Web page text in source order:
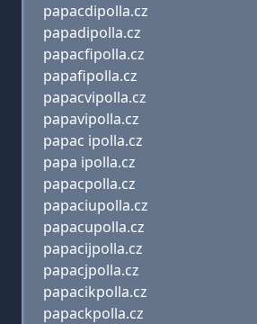
papacdipolla.cz
papadipolla.cz
papacfipolla.cz
papafipolla.cz
papacvipolla.cz
papavipolla.cz
papac ipolla.cz
papa ipolla.cz
papacpolla.cz
papaciupolla.cz
papacupolla.cz
papacijpolla.cz
papacjpolla.cz
papacikpolla.cz
papackpolla.cz